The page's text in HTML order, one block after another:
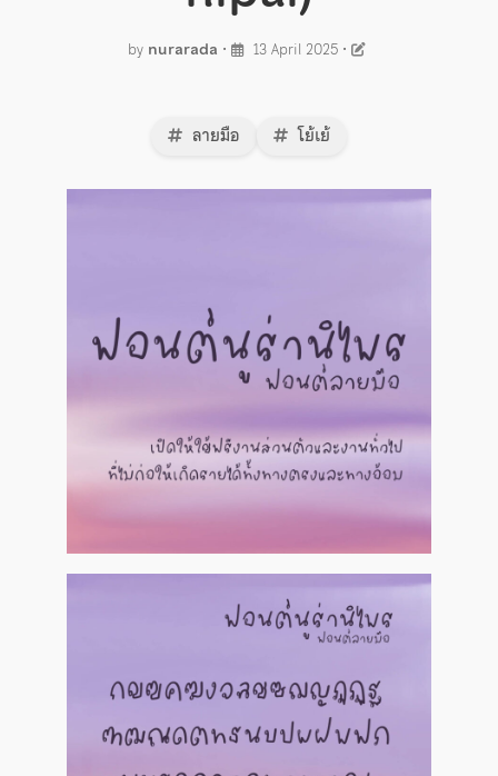
by nurarada • 13 April 2025•
ลายมือ โย้เย้